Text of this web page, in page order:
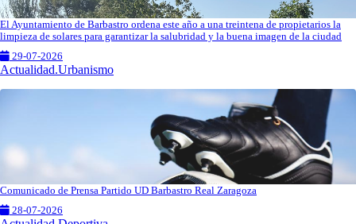
El Ayuntamiento de Barbastro ordena este año a una treintena de propietarios la
limpieza de solares para garantizar la salubridad y la buena imagen de la ciudad
29-07-2026
Actualidad.Urbanismo
Comunicado de Prensa Partido UD Barbastro Real Zaragoza
28-07-2026